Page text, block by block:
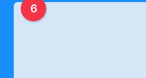
6